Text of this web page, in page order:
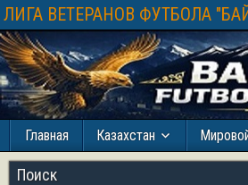
ЛИГА ВЕТЕРАНОВ ФУТБОЛА
Главная Казахстан
Поиск